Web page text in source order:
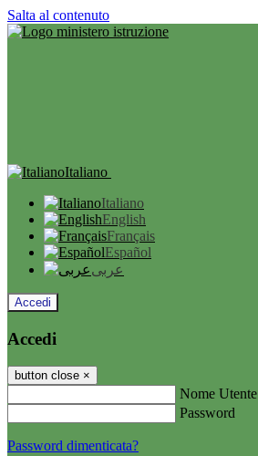
Salta al contenuto
Italiano
Italiano
English
Français
Español
عربى
Accedi
Accedi
button close ×
Nome Utente
Password
Password dimenticata?